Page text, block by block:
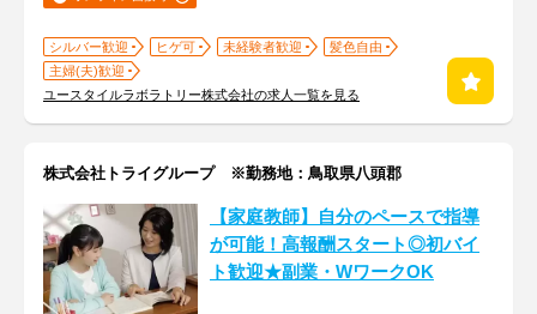
シルバー歓迎 ヒゲ可 未経験者歓迎
髪色自由
主婦(夫)歓迎
ユースタイルラボラトリー株式会社の求人一覧を見る
株式会社トライグループ ※勤務地：鳥取県八頭郡
【家庭教師】自分のペースで指導
が可能！高報酬スタート◎初バイ
ト歓迎★副業・WワークOK